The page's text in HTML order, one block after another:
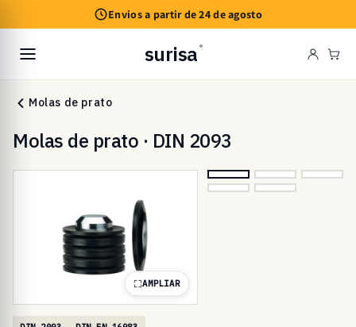
conteúdo
Envios a partir de 24 de agosto
surisa ®
Molas de prato
Molas de prato · DIN 2093
AMPLIAR